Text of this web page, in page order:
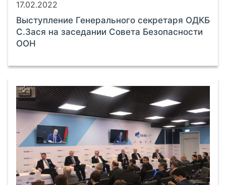
17.02.2022
Выступление Генерального секретаря ОДКБ
С.Зася на заседании Совета Безопасности
ООН